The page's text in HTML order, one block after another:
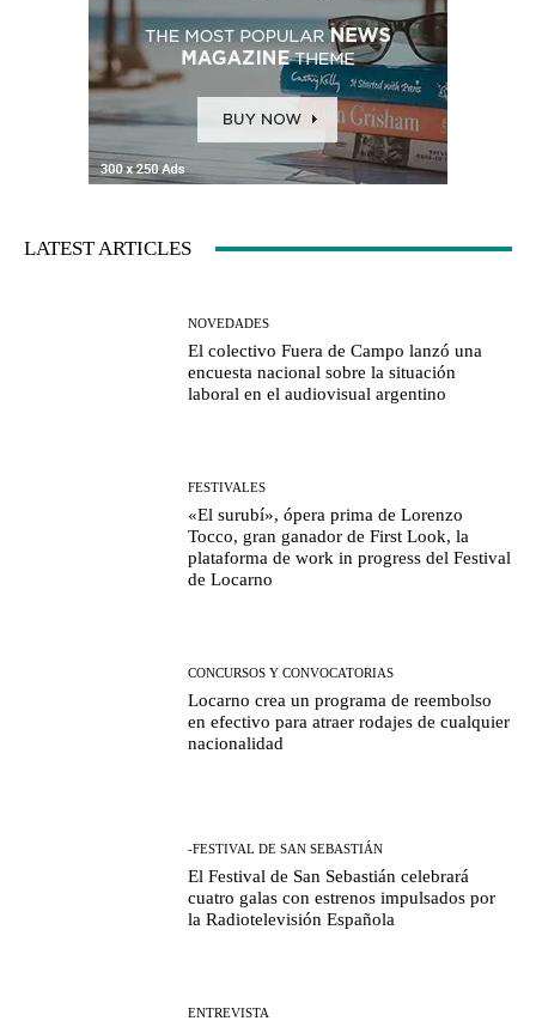
LATEST ARTICLES
NOVEDADES
El colectivo Fuera de Campo lanzó una
encuesta nacional sobre la situación
laboral en el audiovisual argentino
FESTIVALES
«El surubí», ópera prima de Lorenzo
Tocco, gran ganador de First Look, la
plataforma de work in progress del Festival
de Locarno
CONCURSOS Y CONVOCATORIAS
Locarno crea un programa de reembolso
en efectivo para atraer rodajes de cualquier
nacionalidad
-FESTIVAL DE SAN SEBASTIÁN
El Festival de San Sebastián celebrará
cuatro galas con estrenos impulsados por
la Radiotelevisión Española
ENTREVISTA